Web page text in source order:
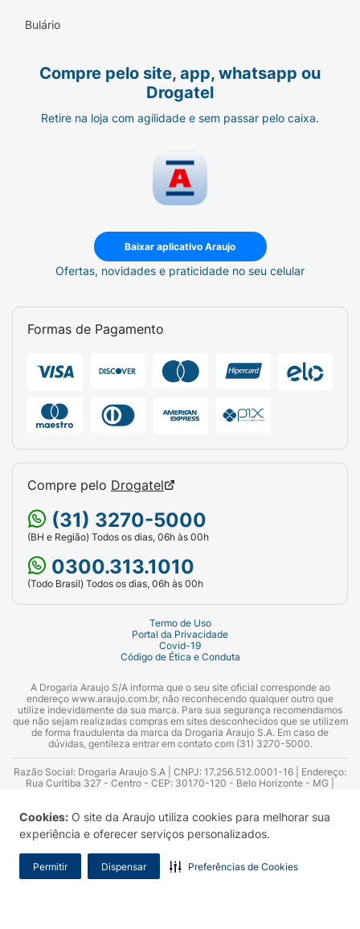
Cookies: O site da Araujo utiliza cookies para melhorar sua
experiência e oferecer serviços personalizados.
Permitir Dispensar Preferências de Cookies
Bulário
Compre pelo site, app, whatsapp ou
Drogatel
Retire na loja com agilidade e sem passar pelo caixa.
Baixar aplicativo Araujo
Ofertas, novidades e praticidade no seu celular
Formas de Pagamento
Compre pelo Drogatel
(31) 3270-5000
(BH e Região) Todos os dias, 06h às 00h
0300.313.1010
(Todo Brasil) Todos os dias, 06h às 00h
Termo de Uso
Portal da Privacidade
Covid-19
Código de Ética e Conduta
A Drogaria Araujo S/A informa que o seu site oficial corresponde ao
endereço www.araujo.com.br, não reconhecendo qualquer outro que
utilize indevidamente da sua marca. Para sua segurança recomendamos
que não sejam realizadas compras em sites desconhecidos que se utilizem
de forma fraudulenta da marca da Drogaria Araujo S.A. Em caso de
dúvidas, gentileza entrar em contato com (31) 3270-5000.
Razão Social: Drogaria Araujo S.A | CNPJ: 17.256.512.0001-16 | Endereço:
Rua Curitiba 327 - Centro - CEP: 30170-120 - Belo Horizonte - MG |
Azevedo Guimarães – CRF 10.965 | Yasmin Silva Alvarenga – CRF 52.584 -
Consultor substituto: Thiago Aguiar Pinheiro - CRF Nº 13.748. Alvará
Sanitário: 2025020713 | Autorização de Funcionamento da Empresa (AFE):